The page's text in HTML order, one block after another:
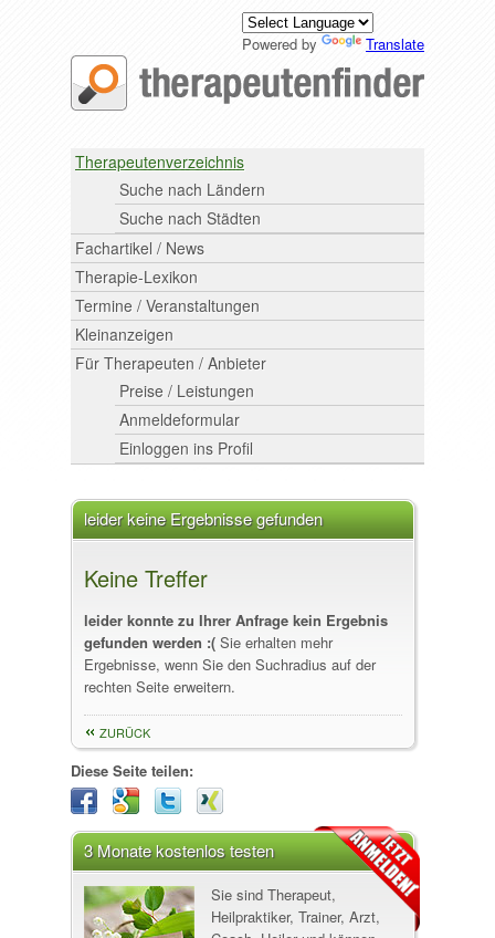
Powered by Translate
Therapeutenverzeichnis
Suche nach Ländern
Suche nach Städten
Fachartikel / News
Therapie-Lexikon
Termine / Veranstaltungen
Kleinanzeigen
Für Therapeuten / Anbieter
Preise / Leistungen
Anmeldeformular
Einloggen ins Profil
leider keine Ergebnisse gefunden
Keine Treffer
leider konnte zu Ihrer Anfrage kein Ergebnis
gefunden werden :( Sie erhalten mehr
Ergebnisse, wenn Sie den Suchradius auf der
rechten Seite erweitern.
ZURÜCK
Diese Seite teilen:
3 Monate kostenlos testen
Sie sind Therapeut,
Heilpraktiker, Trainer, Arzt,